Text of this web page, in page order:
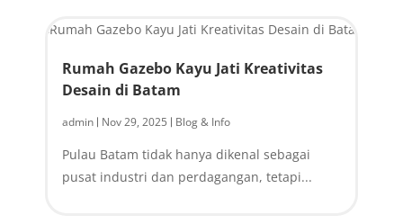
Rumah Gazebo Kayu Jati Kreativitas
Desain di Batam
admin | Nov 29, 2025 | Blog & Info
Pulau Batam tidak hanya dikenal sebagai
pusat industri dan perdagangan, tetapi...